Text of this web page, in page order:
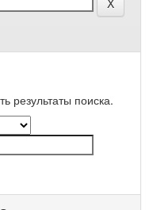
результаты поиска.